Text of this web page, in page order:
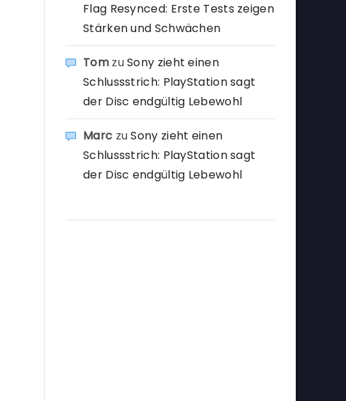
Flag Resynced: Erste Tests zeigen
Stärken und Schwächen
TomzuSony zieht einen
Schlussstrich: PlayStation sagt
der Disc endgültig Lebewohl
Marc zuSony zieht einen
Schlussstrich: PlayStation sagt
der Disc endgültig Lebewohl